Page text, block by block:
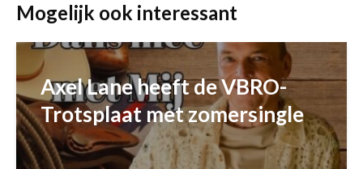
Mogelijk ook interessant
Axel Lane heeft de VBRO-
Trotsplaat met zomersingle